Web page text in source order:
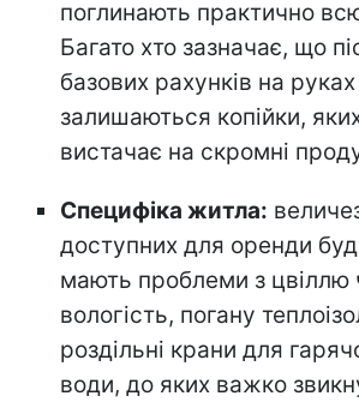
поглинають практично
Багато хто зазначає, що
базових рахунків на руках
залишаються копійки,
вистачає на скромні
Специфіка житла:
доступних для оренди
мають проблеми з цвіллю
вологість, погану
роздільні крани для
води, до яких важко